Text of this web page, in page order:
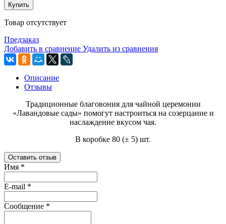
Купить
Товар отсутствует
Предзаказ
Добавить в сравнение Удалить из сравнения
Описание
Отзывы
Традиционные благовония для чайной церемонии
«Лавандовые сады» помогут настроиться на созерцание и
наслаждение вкусом чая.
В коробке 80 (± 5) шт.
Оставить отзыв
Имя *
E-mail *
Сообщение *